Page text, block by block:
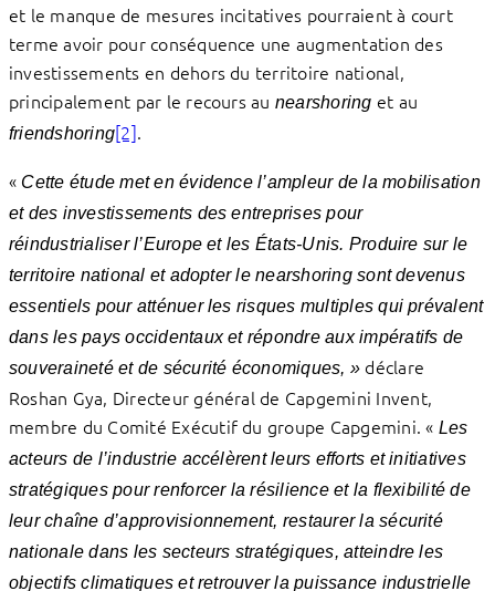
et le manque de mesures incitatives pourraient à court
terme avoir pour conséquence une augmentation des
investissements en dehors du territoire national,
principalement par le recours au nearshoring et au
friendshoring[2].
« Cette étude met en évidence l’ampleur de la mobilisation
et des investissements des entreprises pour
réindustrialiser l’Europe et les États-Unis. Produire sur le
territoire national et adopter le nearshoring sont devenus
essentiels pour atténuer les risques multiples qui prévalent
dans les pays occidentaux et répondre aux impératifs de
souveraineté et de sécurité économiques, » déclare
Roshan Gya, Directeur général de Capgemini Invent,
membre du Comité Exécutif du groupe Capgemini. « Les
acteurs de l’industrie accélèrent leurs efforts et initiatives
stratégiques pour renforcer la résilience et la flexibilité de
leur chaîne d’approvisionnement, restaurer la sécurité
nationale dans les secteurs stratégiques, atteindre les
objectifs climatiques et retrouver la puissance industrielle